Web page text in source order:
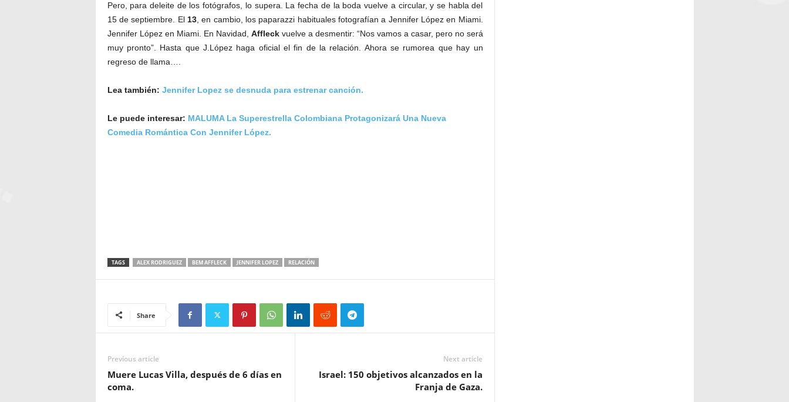
Pero, para deleite de los fotógrafos, lo supera. La fecha de la boda vuelve a circular, y se habla del
15 de septiembre. El 13, en cambio, los paparazzi habituales fotografían a Jennifer López en Miami.
Jennifer López en Miami. En Navidad, Affleckvuelve a desmentir: “Nos vamos a casar, pero no será
muy pronto”. Hasta que J.López haga oficial el fin de la relación. Ahora se rumorea que hay un
regreso de llama….
Lea también: Jennifer Lopez se desnuda para estrenar canción.
Le puede interesar: MALUMA La Superestrella Colombiana Protagonizará Una Nueva
Comedia Romántica Con Jennifer López.
TAGS ALEX RODRIGUEZ BEM AFFLECK JENNIFER LOPEZ RELACIÓN
Share
Previous article
Muere Lucas Villa, después de 6 días en
coma.
Next article
Israel: 150 objetivos alcanzados en la
Franja de Gaza.